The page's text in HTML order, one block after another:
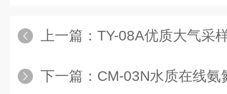
上一篇： TY-08A优质大气采
下一篇： CM-03N水质在线氨